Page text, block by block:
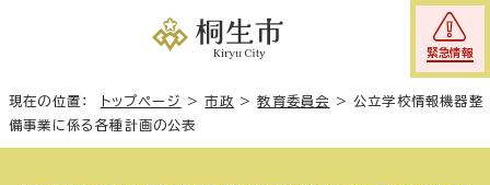
緊急情報
現在の位置： トップページ >市政 >教育委員会 >公立学校情報機器整
備事業に係る各種計画の公表